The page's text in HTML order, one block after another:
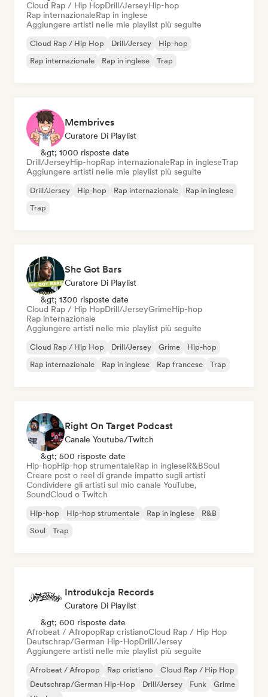
Cloud Rap / Hip HopDrill/JerseyHip-hop
Rap internazionaleRap in inglese
Aggiungere artisti nelle mie playlist più seguite
Cloud Rap / Hip Hop Drill/Jersey
Hip-hop
Rap internazionale
Rap in inglese Trap
Membrives
Curatore Di Playlist
&gt; 1000 risposte date
Drill/JerseyHip-hopRap internazionaleRap in ingleseTrap
Aggiungere artisti nelle mie playlist più seguite
Drill/Jersey Hip-hop Rap internazionale
Rap in inglese
Trap
She Got Bars
Curatore Di Playlist
&gt; 1300 risposte date
Cloud Rap / Hip HopDrill/JerseyGrimeHip-hop
Rap internazionale
Aggiungere artisti nelle mie playlist più seguite
Cloud Rap / Hip Hop Drill/Jersey Grime
Hip-hop
Rap internazionale
Rap in inglese Rap francese Trap
Right On Target Podcast
Canale Youtube/Twitch
&gt; 500 risposte date
Hip-hopHip-hop strumentaleRap in ingleseR&BSoul
Creare post o reel di grande impatto sugli artisti
Condividere gli artisti sul mio canale YouTube,
SoundCloud o Twitch
Hip-hop Hip-hop strumentale Rap in inglese
R&B
Soul
Trap
Introdukcja Records
Curatore Di Playlist
&gt; 600 risposte date
Afrobeat / AfropopRap cristianoCloud Rap / Hip Hop
Deutschrap/German Hip-HopDrill/Jersey
Aggiungere artisti nelle mie playlist più seguite
Afrobeat / Afropop Rap cristiano
Cloud Rap / Hip Hop
Deutschrap/German Hip-Hop
Drill/Jersey Funk
Grime